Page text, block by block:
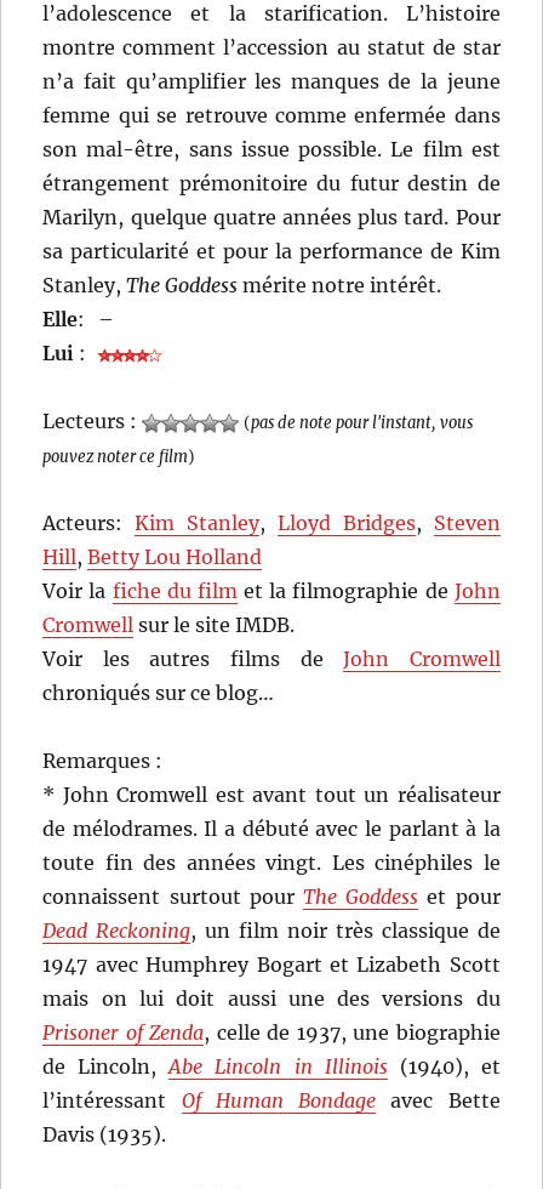
l’adolescence et la starification. L’histoire
montre comment l’accession au statut de star
n’a fait qu’amplifier les manques de la jeune
femme qui se retrouve comme enfermée dans
son mal-être, sans issue possible. Le film est
étrangement prémonitoire du futur destin de
Marilyn, quelque quatre années plus tard. Pour
sa particularité et pour la performance de Kim
Stanley,The Goddess mérite notre intérêt.
Elle:
–
Lui :
Lecteurs : (pas de note pour l'instant, vous
pouvez noter ce film)
Acteurs:Kim Stanley, Lloyd Bridges, Steven
Hill,Betty Lou Holland
Voir la fiche du filmet la filmographie de John
Cromwell sur le site IMDB.
Voir les autres films deJohn Cromwell
chroniqués sur ce blog…
Remarques :
* John Cromwell est avant tout un réalisateur
de mélodrames. Il a débuté avec le parlant à la
toute fin des années vingt. Les cinéphiles le
connaissent surtout pour The Goddess et pour
Dead Reckoning, un film noir très classique de
1947 avec Humphrey Bogart et Lizabeth Scott
mais on lui doit aussi une des versions du
Prisoner of Zenda, celle de 1937, une biographie
de Lincoln,Abe Lincoln in Illinois(1940), et
l’intéressant Of Human Bondage avec Bette
Davis (1935).